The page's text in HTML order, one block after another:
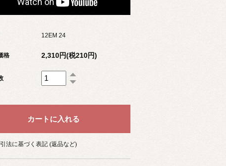
12EM 24
格 2,310円(税210円)
法に基づく表記 (返品など)